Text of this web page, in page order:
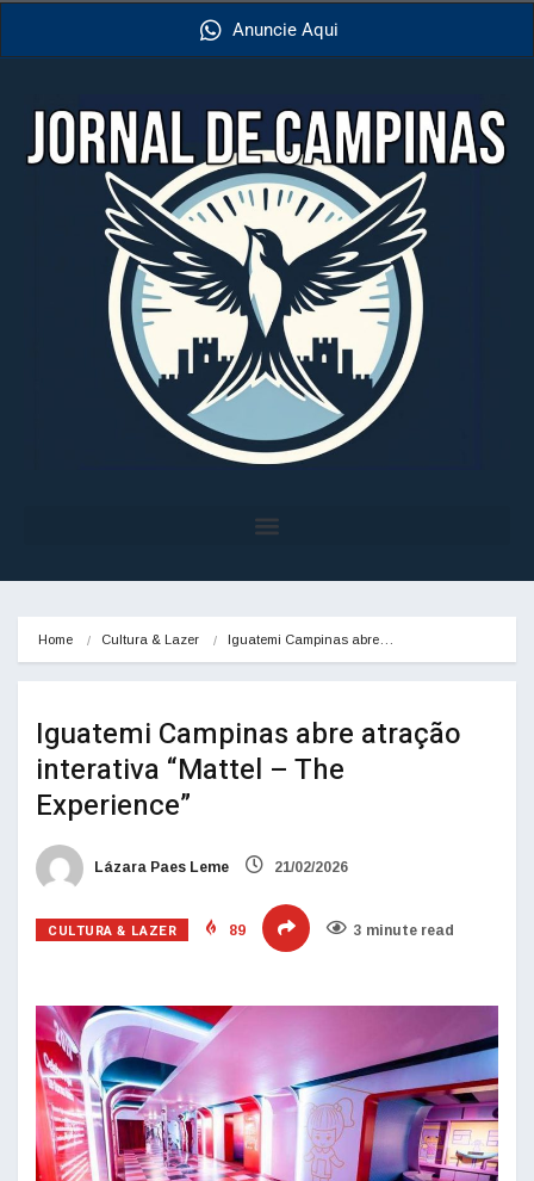
Anuncie Aqui
Home Cultura & Lazer Iguatemi Campinas abre…
Iguatemi Campinas abre atração
interativa “Mattel – The
Experience”
Lázara Paes Leme 21/02/2026
CULTURA & LAZER 89 3 minute read